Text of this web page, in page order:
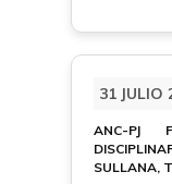
31 JULIO
ANC-PJ
SULLANA,